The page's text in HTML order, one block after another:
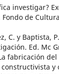
investigar?
de
C. y Baptista,
Ed. Mc
fabricación
y